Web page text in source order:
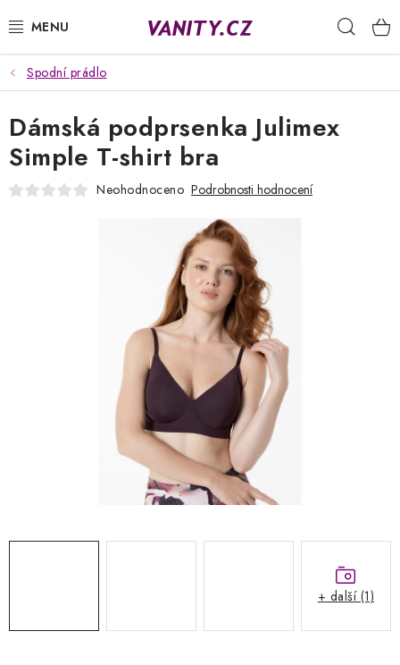
na
KABELKY
SPODNÍ PRÁDLO
PUNČOCHY
Jak nakupovat
Obchodní podmínky
Podmínky ochrany osobních údajů
Napište nám
Reklamace a vrácení zboží
Spodní prádlo
Dámská podprsenka Julimex
Simple T-shirt bra
Neohodnoceno Podrobnosti hodnocení
+ další (1)